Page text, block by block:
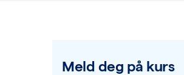
Meld deg på kurs